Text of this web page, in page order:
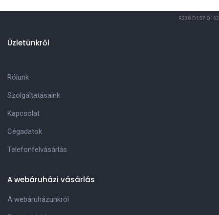
R238 D157 Q162
Üzletünkről
Rólunk
Szolgáltatásaink
Kapcsolat
Cégadatok
Telefonfelvásárlás
A webáruházi vásárlás
A webáruházunkról